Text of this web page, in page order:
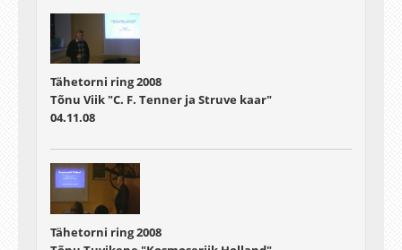
Tähetorni ring 2008
Tõnu Viik "C. F. Tenner ja Struve kaar"
04.11.08
Tähetorni ring 2008